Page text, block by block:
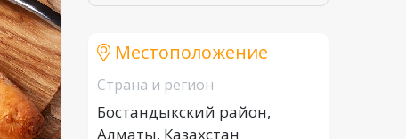
Местоположение
Страна и регион
Бостандыкский район,
Алматы, Казахстан